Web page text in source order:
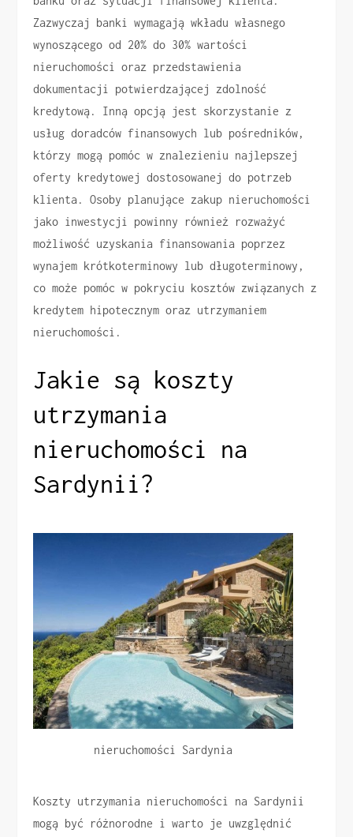
Zazwyczaj banki wymagają wkładu własnego
wynoszącego od 20% do 30% wartości
nieruchomości oraz przedstawienia
dokumentacji potwierdzającej zdolność
kredytową. Inną opcją jest skorzystanie z
usług doradców finansowych lub pośredników,
którzy mogą pomóc w znalezieniu najlepszej
oferty kredytowej dostosowanej do potrzeb
klienta. Osoby planujące zakup nieruchomości
jako inwestycji powinny również rozważyć
możliwość uzyskania finansowania poprzez
wynajem krótkoterminowy lub długoterminowy,
co może pomóc w pokryciu kosztów związanych z
kredytem hipotecznym oraz utrzymaniem
nieruchomości.
Jakie są koszty
utrzymania
nieruchomości na
Sardynii?
nieruchomości Sardynia
Koszty utrzymania nieruchomości na Sardynii
mogą być różnorodne i warto je uwzględnić